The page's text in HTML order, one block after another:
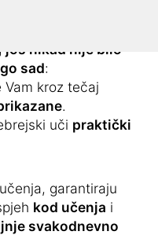
još nikad nije bilo
sad:
kroz tečaj
.
uči praktički
garantiraju
kod učenja i
svakodnevno